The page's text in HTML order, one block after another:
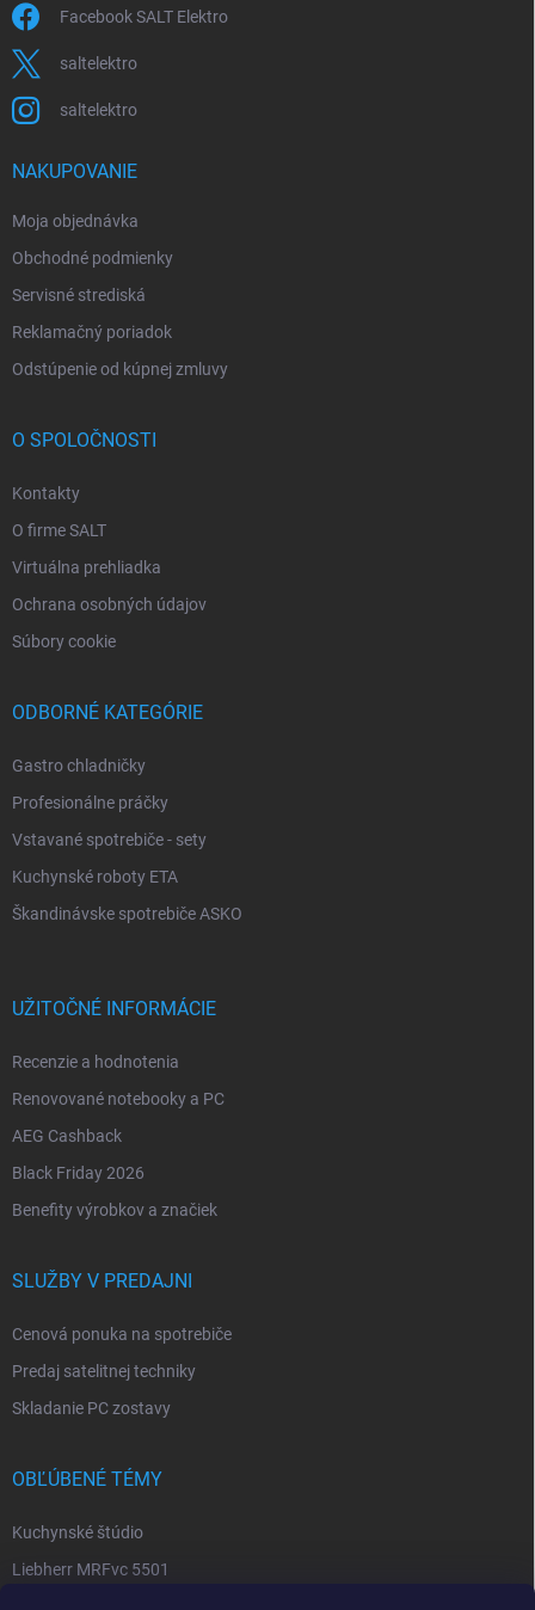
Facebook SALT Elektro
saltelektro
saltelektro
NAKUPOVANIE
Moja objednávka
Obchodné podmienky
Servisné strediská
Reklamačný poriadok
Odstúpenie od kúpnej zmluvy
O SPOLOČNOSTI
Kontakty
O firme SALT
Virtuálna prehliadka
Ochrana osobných údajov
Súbory cookie
ODBORNÉ KATEGÓRIE
Gastro chladničky
Profesionálne práčky
Vstavané spotrebiče - sety
Kuchynské roboty ETA
Škandinávske spotrebiče ASKO
UŽITOČNÉ INFORMÁCIE
Recenzie a hodnotenia
Renovované notebooky a PC
AEG Cashback
Black Friday 2026
Benefity výrobkov a značiek
SLUŽBY V PREDAJNI
Cenová ponuka na spotrebiče
Predaj satelitnej techniky
Skladanie PC zostavy
OBĽÚBENÉ TÉMY
Kuchynské štúdio
Liebherr MRFvc 5501